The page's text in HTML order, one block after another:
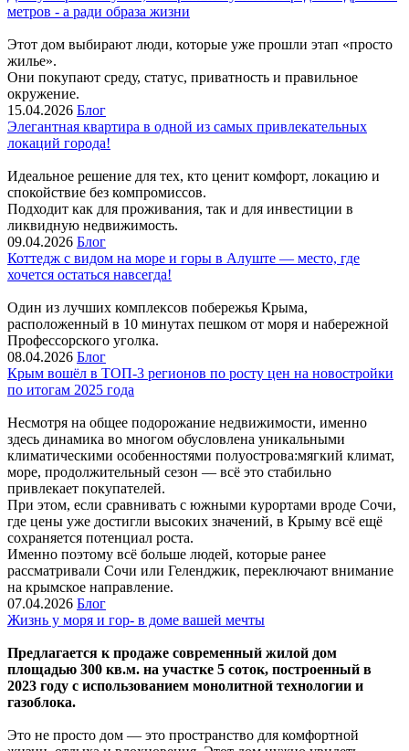
метров - а ради образа жизни
Этот дом выбирают люди, которые уже прошли этап «просто
жилье».
Они покупают среду, статус, приватность и правильное
окружение.
15.04.2026 Блог
Элегантная квартира в одной из самых привлекательных
локаций города!
Идеальное решение для тех, кто ценит комфорт, локацию и
спокойствие без компромиссов.
Подходит как для проживания, так и для инвестиции в
ликвидную недвижимость.
09.04.2026 Блог
Коттедж с видом на море и горы в Алуште — место, где
хочется остаться навсегда!
Один из лучших комплексов побережья Крыма,
расположенный в 10 минутах пешком от моря и набережной
Профессорского уголка.
08.04.2026 Блог
Крым вошёл в ТОП-3 регионов по росту цен на новостройки
по итогам 2025 года
Несмотря на общее подорожание недвижимости, именно
здесь динамика во многом обусловлена уникальными
климатическими особенностями полуострова:мягкий климат,
море, продолжительный сезон — всё это стабильно
привлекает покупателей.
При этом, если сравнивать с южными курортами вроде Сочи,
где цены уже достигли высоких значений, в Крыму всё ещё
сохраняется потенциал роста.
Именно поэтому всё больше людей, которые ранее
рассматривали Сочи или Геленджик, переключают внимание
на крымское направление.
07.04.2026 Блог
Жизнь у моря и гор- в доме вашей мечты
Предлагается к продаже современный жилой дом
площадью 300 кв.м. на участке 5 соток, построенный в
2023 году с использованием монолитной технологии и
газоблока.
Это не просто дом — это пространство для комфортной